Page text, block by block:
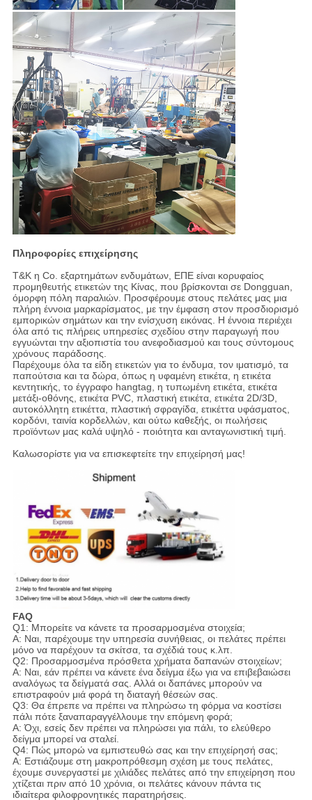
Πληροφορίες επιχείρησης
T&K η Co. εξαρτημάτων ενδυμάτων, ΕΠΕ είναι κορυφαίος
προμηθευτής ετικετών της Κίνας, που βρίσκονται σε Dongguan,
όμορφη πόλη παραλιών. Προσφέρουμε στους πελάτες μας μια
πλήρη έννοια μαρκαρίσματος, με την έμφαση στον προσδιορισμό
εμπορικών σημάτων και την ενίσχυση εικόνας. Η έννοια περιέχει
όλα από τις πλήρεις υπηρεσίες σχεδίου στην παραγωγή που
εγγυώνται την αξιοπιστία του ανεφοδιασμού και τους σύντομους
χρόνους παράδοσης.
Παρέχουμε όλα τα είδη ετικετών για το ένδυμα, τον ιματισμό, τα
παπούτσια και τα δώρα, όπως η υφαμένη ετικέτα, η ετικέτα
κεντητικής, το έγγραφο hangtag, η τυπωμένη ετικέτα, ετικέτα
μετάξι-οθόνης, ετικέτα PVC, πλαστική ετικέτα, ετικέτα 2D/3D,
αυτοκόλλητη ετικέττα, πλαστική σφραγίδα, ετικέττα υφάσματος,
κορδόνι, ταινία κορδελλών, και ούτω καθεξής, οι πωλήσεις
προϊόντων μας καλά υψηλό - ποιότητα και ανταγωνιστική τιμή.
Καλωσορίστε για να επισκεφτείτε την επιχείρησή μας!
FAQ
Q1: Μπορείτε να κάνετε τα προσαρμοσμένα στοιχεία;
Α: Ναι, παρέχουμε την υπηρεσία συνήθειας, οι πελάτες πρέπει
μόνο να παρέχουν τα σκίτσα, τα σχέδιά τους κ.λπ.
Q2: Προσαρμοσμένα πρόσθετα χρήματα δαπανών στοιχείων;
Α: Ναι, εάν πρέπει να κάνετε ένα δείγμα έξω για να επιβεβαιώσει
αναλόγως τα δείγματά σας. Αλλά οι δαπάνες μπορούν να
επιστραφούν μιά φορά τη διαταγή θέσεών σας.
Q3: Θα έπρεπε να πρέπει να πληρώσω τη φόρμα να κοστίσει
πάλι πότε ξαναπαραγγέλλουμε την επόμενη φορά;
Α: Όχι, εσείς δεν πρέπει να πληρώσει για πάλι, το ελεύθερο
δείγμα μπορεί να σταλεί.
Q4: Πώς μπορώ να εμπιστευθώ σας και την επιχείρησή σας;
Α: Εστιάζουμε στη μακροπρόθεσμη σχέση με τους πελάτες,
έχουμε συνεργαστεί με χιλιάδες πελάτες από την επιχείρηση που
χτίζεται πριν από 10 χρόνια, οι πελάτες κάνουν πάντα τις
ιδιαίτερα φιλοφρονητικές παρατηρήσεις.